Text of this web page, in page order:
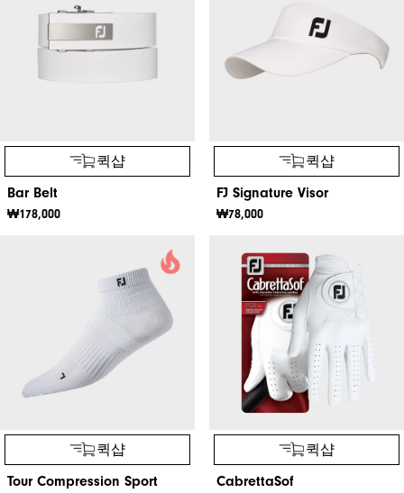
퀵샵
Bar Belt
₩178,000
퀵샵
FJ Signature Visor
₩78,000
퀵샵
Tour Compression Sport
퀵샵
CabrettaSof